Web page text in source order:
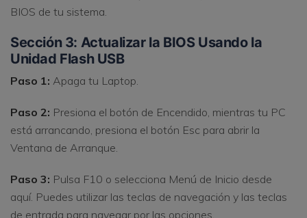
BIOS de tu sistema.
Sección 3: Actualizar la BIOS Usando la
Unidad Flash USB
Paso 1: Apaga tu Laptop.
Paso 2: Presiona el botón de Encendido, mientras tu PC
está arrancando, presiona el botón Esc para abrir la
Ventana de Arranque.
Paso 3: Pulsa F10 o selecciona Menú de Inicio desde
aquí. Puedes utilizar las teclas de navegación y las teclas
de entrada para navegar por las opciones.